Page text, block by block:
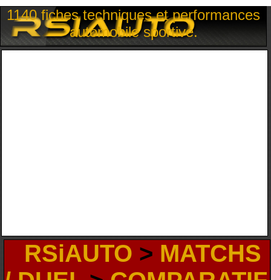
1140 fiches techniques et performances
automobile sportive.
RSiAUTO > MATCHS